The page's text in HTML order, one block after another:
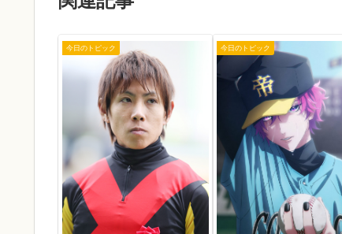
今日のトピック 今日のトピック